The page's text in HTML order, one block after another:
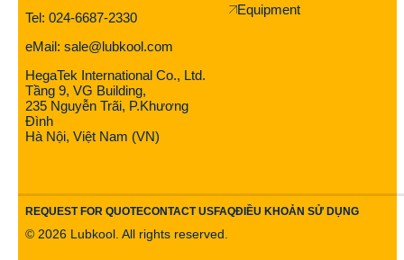
Tel: 024-6687-2330
eMail: sale@lubkool.com
HegaTek International Co., Ltd.
Tầng 9, VG Building,
235 Nguyễn Trãi, P.Khương
Đình
Hà Nội, Việt Nam (VN)
Equipment
REQUEST FOR QUOTECONTACT USFAQĐIỀU KHOẢN SỬ DỤNG
© 2026 Lubkool. All rights reserved.